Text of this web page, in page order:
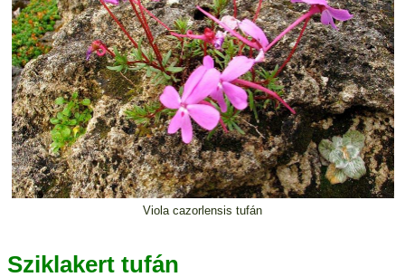
Viola cazorlensis tufán
Sziklakert tufán